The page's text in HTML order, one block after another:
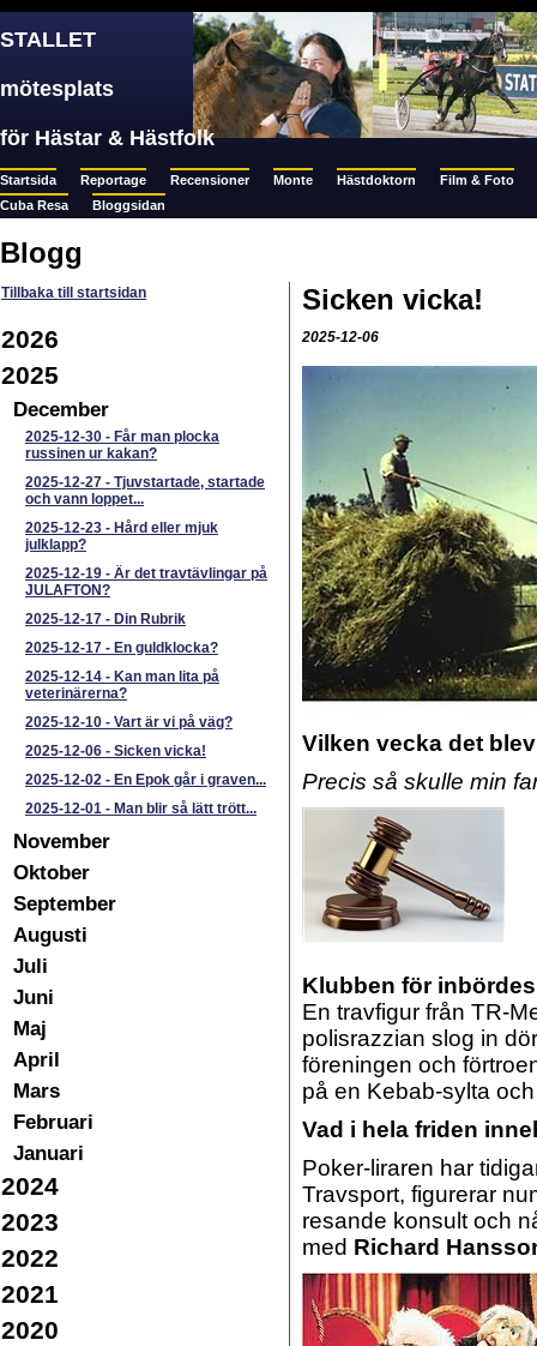
STALLET
mötesplats
för Hästar & Hästfolk
Startsida Reportage Recensioner Monte Hästdoktorn
Film & Foto
Cuba Resa
Bloggsidan
Blogg
Tillbaka till startsidan
2026
2025
December
2025-12-30 - Får man plocka
russinen ur kakan?
2025-12-27 - Tjuvstartade, startade
och vann loppet...
2025-12-23 - Hård eller mjuk
julklapp?
2025-12-19 - Är det travtävlingar på
JULAFTON?
2025-12-17 - Din Rubrik
2025-12-17 - En guldklocka?
2025-12-14 - Kan man lita på
veterinärerna?
2025-12-10 - Vart är vi på väg?
2025-12-06 - Sicken vicka!
2025-12-02 - En Epok går i graven...
2025-12-01 - Man blir så lätt trött...
November
Oktober
September
Augusti
Juli
Juni
Maj
April
Mars
Februari
Januari
2024
2023
2022
2021
2020
Sicken vicka!
2025-12-06
Vilken vecka det
Precis så skulle min
Klubben för
En travfigur från TR-
polisrazzian slog in
föreningen och
på en Kebab-sylta
Vad i hela friden
Poker-liraren har
Travsport, figurerar
resande konsult och
med Richard